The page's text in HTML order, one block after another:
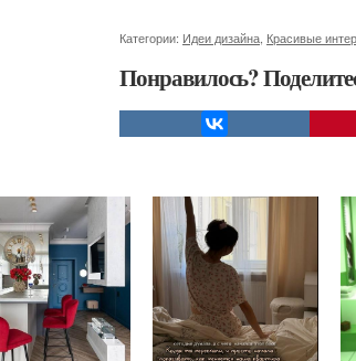
Категории: Идеи дизайна Красивые
Понравилось?